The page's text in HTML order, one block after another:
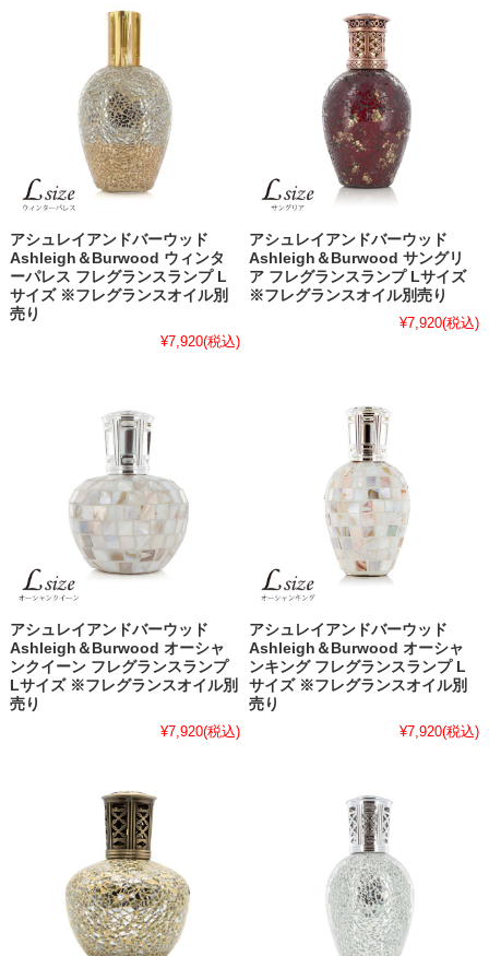
アシュレイアンドバーウッド
Ashleigh＆Burwood ウィンタ
ーパレス フレグランスランプ L
サイズ ※フレグランスオイル別
売り
¥7,920(税込)
アシュレイアンドバーウッド
Ashleigh＆Burwood サングリ
ア フレグランスランプ Lサイズ
※フレグランスオイル別売り
¥7,920(税込)
アシュレイアンドバーウッド
Ashleigh＆Burwood オーシャ
ンクイーン フレグランスランプ
Lサイズ ※フレグランスオイル別
売り
¥7,920(税込)
アシュレイアンドバーウッド
Ashleigh＆Burwood オーシャ
ンキング フレグランスランプ L
サイズ ※フレグランスオイル別
売り
¥7,920(税込)